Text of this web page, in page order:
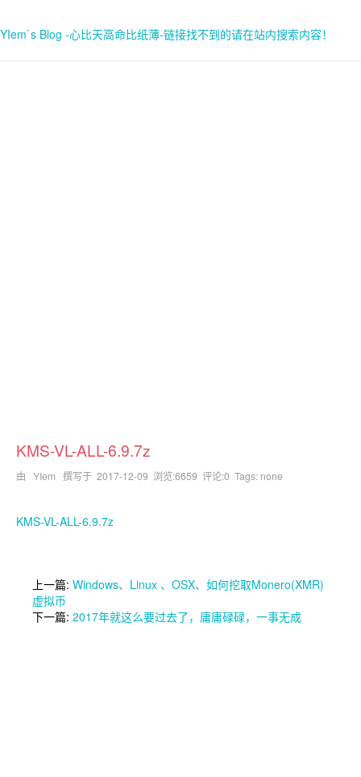
YIem`s Blog -心比天高命比纸薄-链接找不到的请在站内搜索内容！
KMS-VL-ALL-6.9.7z
由 YIem 撰写于 2017-12-09 浏览:6659 评论:0 Tags: none
KMS-VL-ALL-6.9.7z
上一篇: Windows、Linux 、OSX、如何挖取Monero(XMR)
虚拟币
下一篇: 2017年就这么要过去了，庸庸碌碌，一事无成